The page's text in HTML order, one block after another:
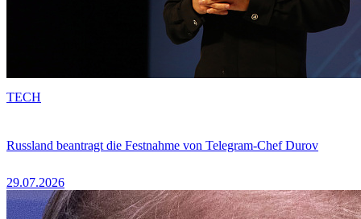
Russland beantragt die Festnahme von Telegram-Chef Durov
29.07.2026
TECH